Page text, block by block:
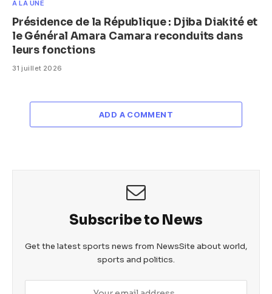
A LA UNE
Présidence de la République : Djiba Diakité et
le Général Amara Camara reconduits dans
leurs fonctions
31 juillet 2026
ADD A COMMENT
Subscribe to News
Get the latest sports news from NewsSite about world,
sports and politics.